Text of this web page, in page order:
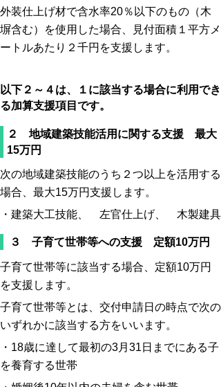
外装仕上げ材で含水率20％以下のもの（木
塀含む）を使用した場合、見付面積１平方メ
ートルあたり２千円を支援します。
以下２～４は、１に該当する場合に利用でき
る加算支援項目です。
２ 地域建築技能活用に関する支援 最大
15万円
次の地域建築技能のうち２つ以上を活用する
場合、最大15万円支援します。
・建築大工技能、 左官仕上げ、 木製建具
３ 子育て世帯等への支援 定額10万円
子育て世帯等に該当する場合、定額10万円
を支援します。
子育て世帯等とは、交付申請日の時点で次の
いずれかに該当する方をいいます。
・18歳に達して最初の3月31日までにある子
を養育する世帯